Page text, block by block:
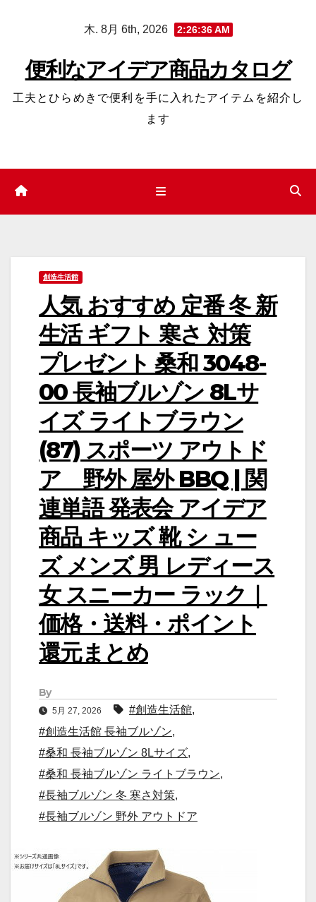
木. 8月 6th, 2026 2:26:37 AM
便利なアイデア商品カタログ
工夫とひらめきで便利を手に入れたアイテムを紹介し
ます
創造生活館
人気 おすすめ 定番 冬 新
生活 ギフト 寒さ 対策
プレゼント 桑和 3048-
00 長袖ブルゾン 8Lサ
イズ ライトブラウン
(87) スポーツ アウトド
ア 野外 屋外 BBQ | 関
連単語 発表会 アイデア
商品 キッズ 靴 シ ュー
ズ メンズ 男 レディース
女 スニーカー ラック｜
価格・送料・ポイント
還元まとめ
By
5月 27, 2026 #創造生活館,
#創造生活館 長袖ブルゾン,
#桑和 長袖ブルゾン 8Lサイズ,
#桑和 長袖ブルゾン ライトブラウン,
#長袖ブルゾン 冬 寒さ対策,
#長袖ブルゾン 野外 アウトドア